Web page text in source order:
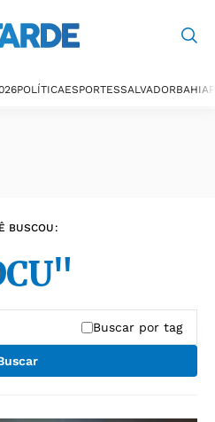
POLÍTICAESPORTESSALVADORBAHIA
BUSCOU:
Buscar por tag